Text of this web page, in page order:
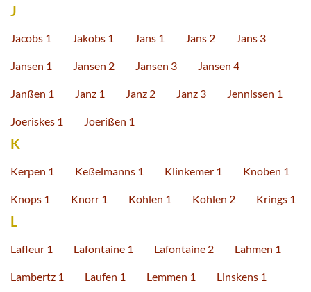
J
Jacobs 1 Jakobs 1 Jans 1 Jans 2 Jans 3
Jansen 1 Jansen 2 Jansen 3 Jansen 4
Janßen 1 Janz 1 Janz 2 Janz 3 Jennissen 1
Joeriskes 1 Joerißen 1
K
Kerpen 1 Keßelmanns 1 Klinkemer 1 Knoben 1
Knops 1 Knorr 1 Kohlen 1 Kohlen 2 Krings 1
L
Lafleur 1 Lafontaine 1 Lafontaine 2 Lahmen 1
Lambertz 1 Laufen 1 Lemmen 1 Linskens 1